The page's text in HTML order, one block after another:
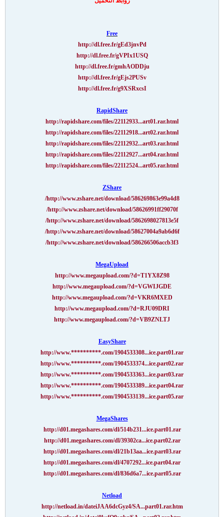
Free
http://dl.free.fr/gEd3jnvPd
http://dl.free.fr/gVPIx1USQ
http://dl.free.fr/gmhAODDju
http://dl.free.fr/gEjs2PUSv
http://dl.free.fr/g9XSRxcsI
RapidShare
http://rapidshare.com/files/22112933...art01.rar.html
http://rapidshare.com/files/22112918...art02.rar.html
http://rapidshare.com/files/22112932...art03.rar.html
http://rapidshare.com/files/22112927...art04.rar.html
http://rapidshare.com/files/22112524...art05.rar.html
ZShare
http://www.zshare.net/download/586269863e99a4d8/
http://www.zshare.net/download/58626991ff29070f/
http://www.zshare.net/download/5862698027813e5f/
http://www.zshare.net/download/58627004a9ab6d6f/
http://www.zshare.net/download/586266506accb3f3/
MegaUpload
http://www.megaupload.com/?d=T1YX8Z98
http://www.megaupload.com/?d=VGWIJGDE
http://www.megaupload.com/?d=VKR6MXED
http://www.megaupload.com/?d=RJU09DRI
http://www.megaupload.com/?d=VB9ZNLTJ
EasyShare
http://www.**********.com/1904533308...ice.part01.rar
http://www.**********.com/1904533374...ice.part02.rar
http://www.**********.com/1904533363...ice.part03.rar
http://www.**********.com/1904533389...ice.part04.rar
http://www.**********.com/1904533139...ice.part05.rar
MegaShares
http://d01.megashares.com/dl/514b231...ice.part01.rar
http://d01.megashares.com/dl/39302ca...ice.part02.rar
http://d01.megashares.com/dl/21b13aa...ice.part03.rar
http://d01.megashares.com/dl/4707292...ice.part04.rar
http://d01.megashares.com/dl/836d6a7...ice.part05.rar
Netload
http://netload.in/dateiJAA6dcGyz4/SA...part01.rar.htm